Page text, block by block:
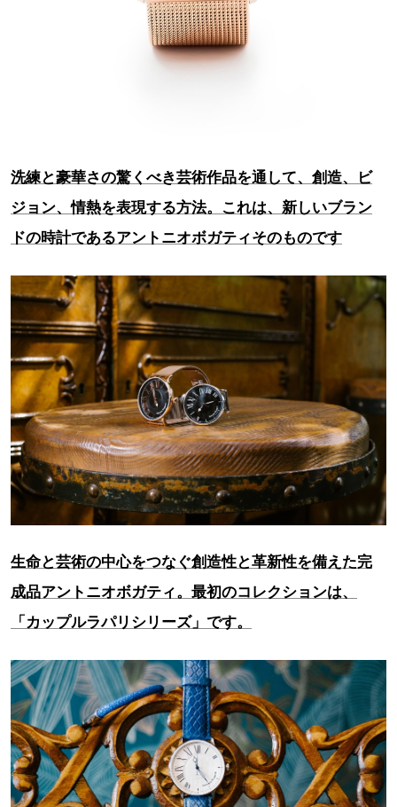
洗練と豪華さの驚くべき芸術作品を通して、創造、ビ
ジョン、情熱を表現する方法。これは、新しいブラン
ドの時計であるアントニオボガティそのものです
生命と芸術の中心をつなぐ創造性と革新性を備えた完
成品アントニオボガティ。最初のコレクションは、
「カップルラパリシリーズ」です。